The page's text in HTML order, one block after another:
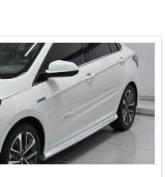
TCI FLEX HYBRID MAX
2025
2024/2025